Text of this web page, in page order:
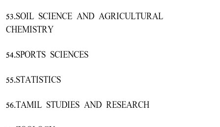
53.SOIL SCIENCE AND AGRICULTURAL
CHEMISTRY
54.SPORTS SCIENCES
55.STATISTICS
56.TAMIL STUDIES AND RESEARCH